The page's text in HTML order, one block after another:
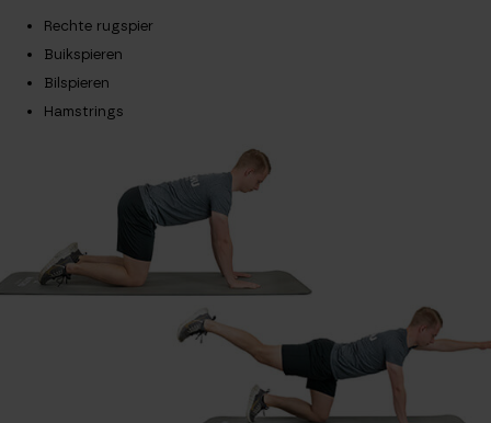
Rechte rugspier
Buikspieren
Bilspieren
Hamstrings